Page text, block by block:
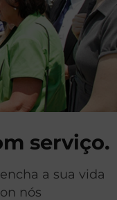
serviço.
a sua vida
nós